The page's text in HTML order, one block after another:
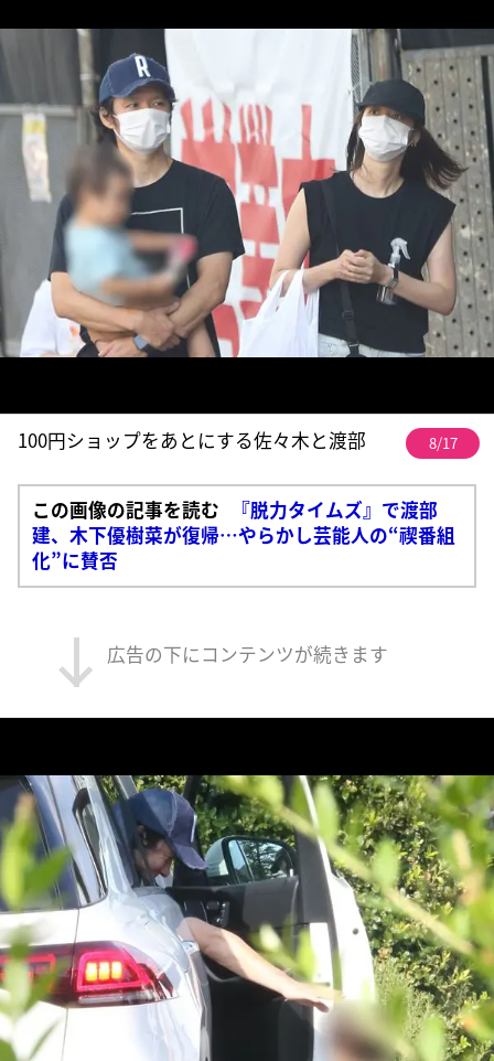
100円ショップをあとにする佐々木と渡部 8/17
この画像の記事を読む
『脱力タイムズ』で渡部
建、木下優樹菜が復帰…やらかし芸能人の“禊番組
化”に賛否
広告の下にコンテンツが続きます